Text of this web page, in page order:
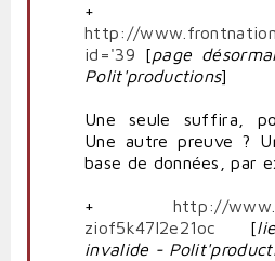
+
http://
id='39 [page
Polit'productions]
Une seule suffira,
Une autre preuve ?
base de données, par
+ http://
ziof5k47l2e21oc
[
invalide -